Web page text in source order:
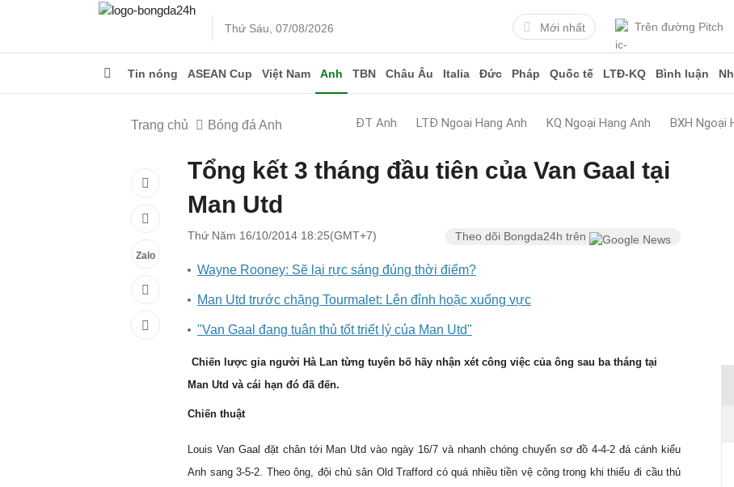
Thứ Sáu, 07/08/2026 Mới nhất Trên đường Pitch
Tin nóng ASEAN Cup Việt Nam Anh TBN Châu Âu Italia Đức Pháp Quốc tế LTĐ-KQ Bình luận
Trang chủ Bóng đá Anh ĐT Anh LTĐ Ngoại Hạng Anh KQ Ngoại Hạng Anh BXH Ngoại
Zalo
Tổng kết 3 tháng đầu tiên của Van Gaal tại
Man Utd
Thứ Năm 16/10/2014 18:25(GMT+7) Theo dõi Bongda24h trên
Wayne Rooney: Sẽ lại rực sáng đúng thời điểm?
Man Utd trước chặng Tourmalet: Lên đỉnh hoặc xuống vực
"Van Gaal đang tuân thủ tốt triết lý của Man Utd"
Chiến lược gia người Hà Lan từng tuyên bố hãy nhận xét công việc của ông sau ba tháng tại
Man Utd và cái hạn đó đã đến.
Chiến thuật
Louis Van Gaal đặt chân tới Man Utd vào ngày 16/7 và nhanh chóng chuyển sơ đồ 4-4-2 đá cánh kiểu
Anh sang 3-5-2. Theo ông, đội chủ sân Old Trafford có quá nhiều tiền vệ công trong khi thiếu đi cầu thủ